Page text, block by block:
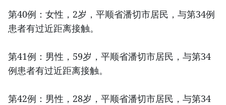
第40例：女性，2岁，平顺省潘切市居民，与第34例
患者有过近距离接触。
第41例：男性，59岁，平顺省潘切市居民，与第34
例患者有过近距离接触。
第42例：男性，28岁，平顺省潘切市居民，与第34